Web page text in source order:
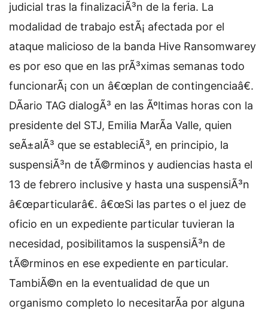
judicial tras la finalizaciÃ³n de la feria. La
modalidad de trabajo estÃ¡ afectada por el
ataque malicioso de la banda Hive Ransomwarey
es por eso que en las prÃ³ximas semanas todo
funcionarÃ¡ con un â€œplan de contingenciaâ€.
DÃ­ario TAG dialogÃ³ en las Ãºltimas horas con la
presidente del STJ, Emilia MarÃ­a Valle, quien
seÃ±alÃ³ que se estableciÃ³, en principio, la
suspensiÃ³n de tÃ©rminos y audiencias hasta el
13 de febrero inclusive y hasta una suspensiÃ³n
â€œparticularâ€. â€œSi las partes o el juez de
oficio en un expediente particular tuvieran la
necesidad, posibilitamos la suspensiÃ³n de
tÃ©rminos en ese expediente en particular.
TambiÃ©n en la eventualidad de que un
organismo completo lo necesitarÃ­a por alguna